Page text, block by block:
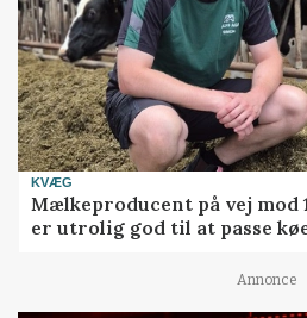
KVÆG
Mælkeproducent på vej mod
er utrolig god til at passe
Annonce